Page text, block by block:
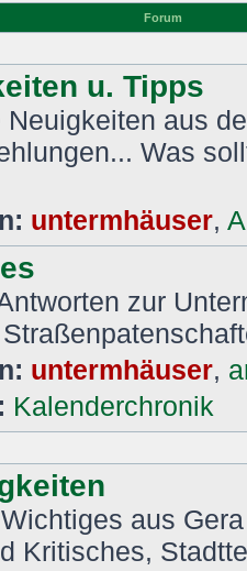
Forum
u. Tipps
Neuigkeiten aus
Was
untermhäuser,
zur
untermhäuser,
Kalenderchronik
aus
Kritisches,